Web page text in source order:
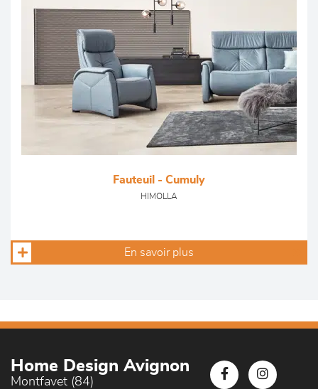
Fauteuil - Cumuly
HIMOLLA
En savoir plus
Home Design Avignon
Montfavet (84)